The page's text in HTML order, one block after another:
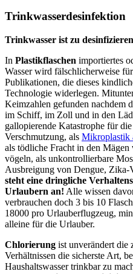
Trinkwasserdesinfektion
Trinkwasser ist zu
In Plastikflaschen importiertes
Wasser wird fälschlicherweise
Publikationen, die dieses
Technologie widerlegen.
Keimzahlen gefunden nachdem
im Schiff, im Zoll und in den
gallopierende Katastrophe für
Verschmutzung, als Mikroplastik
als tödliche Fracht in den
vögeln, als unkontrollierbare
Ausbreigung von Dengue, Zika-
steht eine dringliche
Urlaubern an! Alle wissen
verbrauchen doch 3 bis 10
18000 pro Urlauberflugzeug,
alleine für die Urlauber.
Chlorierung ist unverändert die
Verhältnissen die sicherste Art,
Haushaltswasser trinkbar zu